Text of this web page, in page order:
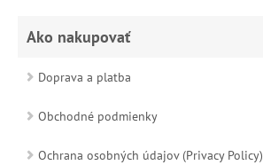
Ako nakupovať
Doprava a platba
Obchodné podmienky
Ochrana osobných údajov (Privacy Policy)